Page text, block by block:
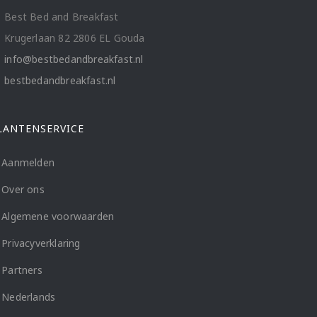
Best Bed and Breakfast
Krugerlaan 82 2806 EL Gouda
info@bestbedandbreakfast.nl
bestbedandbreakfast.nl
Aanmelden
Over ons
Algemene voorwaarden
Privacyverklaring
Partners
Nederlands